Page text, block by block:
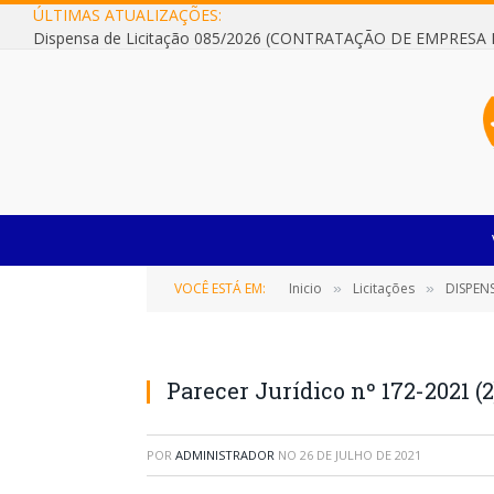
ÚLTIMAS ATUALIZAÇÕES:
VOCÊ ESTÁ EM: Inicio » Licitações »
Parecer Jurídico nº 172-2021
POR ADMINISTRADOR NO 26 DE JULHO DE 2021